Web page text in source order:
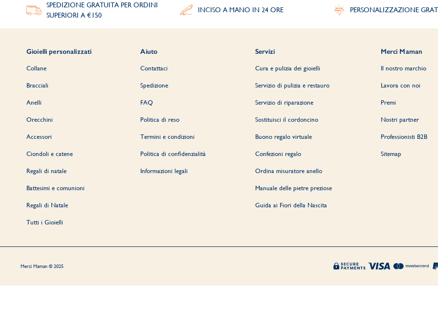
SPEDIZIONE GRATUITA PER ORDINI
SUPERIORI A €150
INCISO A MANO IN 24 ORE PERSONALIZZAZIONE
Gioielli personalizzati
Collane
Bracciali
Anelli
Orecchini
Accessori
Ciondoli e catene
Regali di natale
Battesimi e comunioni
Regali di Natale
Tutti i Gioielli
Aiuto
Contattaci
Spedizione
FAQ
Politica di reso
Termini e condizioni
Politica di confidenzialità
Informazioni legali
Servizi
Cura e pulizia dei gioielli
Servizio di pulizia e restauro
Servizio di riparazione
Sostituisci il cordoncino
Buono regalo virtuale
Confezioni regalo
Ordina misuratore anello
Manuale delle pietre preziose
Guida ai Fiori della Nascita
Merci Maman
Il nostro marchio
Lavora con noi
Premi
Nostri partner
Professionisti B2B
Sitemap
Merci Maman © 2025